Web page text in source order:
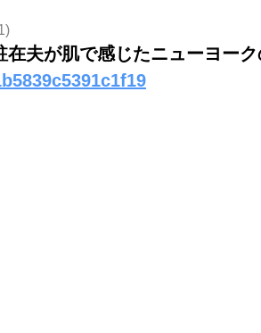
夫が肌で感じたニューヨーク